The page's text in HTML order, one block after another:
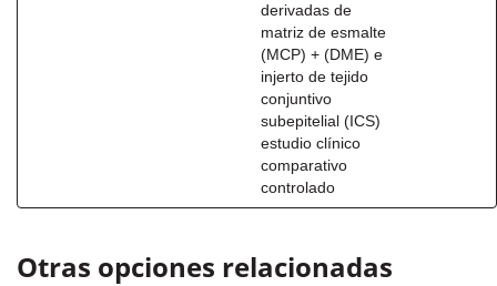
derivadas de
matriz de esmalte
(MCP) + (DME) e
injerto de tejido
conjuntivo
subepitelial (ICS)
estudio clínico
comparativo
controlado
Otras opciones relacionadas